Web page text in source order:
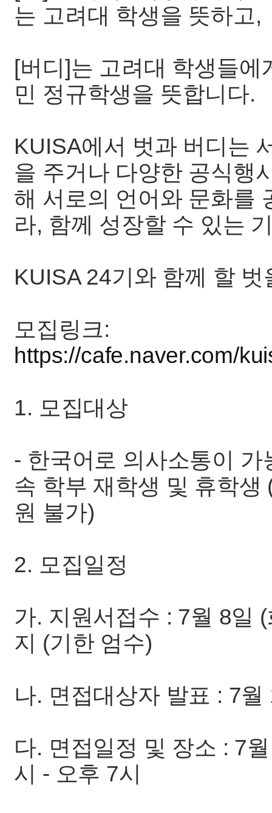
는 고려대 학생을 뜻하고,
[버디]는 고려대 학생들
민 정규학생을 뜻합니다.
KUISA에서 벗과 버디는
을 주거나 다양한 공식행
해 서로의 언어와 문화를
라, 함께 성장할 수 있는
KUISA 24기와 함께 할
모집링크:
https://cafe.naver.com/
1. 모집대상
- 한국어로 의사소통이
속 학부 재학생 및 휴학
원 불가)
2. 모집일정
가. 지원서접수 : 7월 8일
지 (기한 엄수)
나. 면접대상자 발표 : 7
다. 면접일정 및 장소 : 7
시 - 오후 7시